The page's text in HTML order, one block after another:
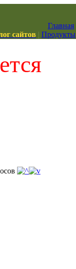
Главная
сайтов | Продукты